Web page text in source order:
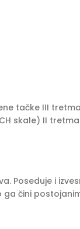
tačke III
skale) II
Poseduje i
ga čini